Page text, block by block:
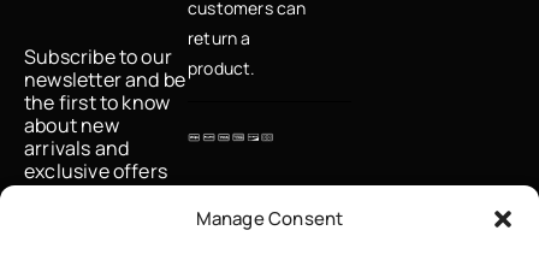
Manage Consent
Subscribe to our
newsletter and be
the first to know
about new
arrivals and
exclusive offers
customers can
return a
product.